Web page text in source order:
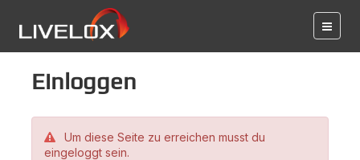
Einloggen
Um diese Seite zu erreichen musst du
eingeloggt sein.